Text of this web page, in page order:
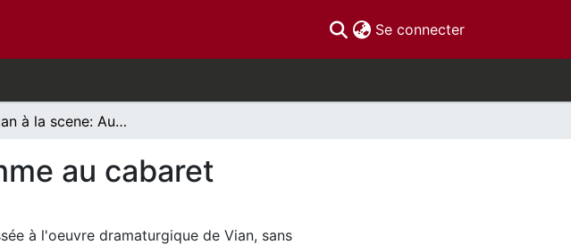
Se connecter(current)
Boris Vian à la scene: Au théâtre comme au cabaret
au cabaret
à l'oeuvre dramaturgique de Vian, sans